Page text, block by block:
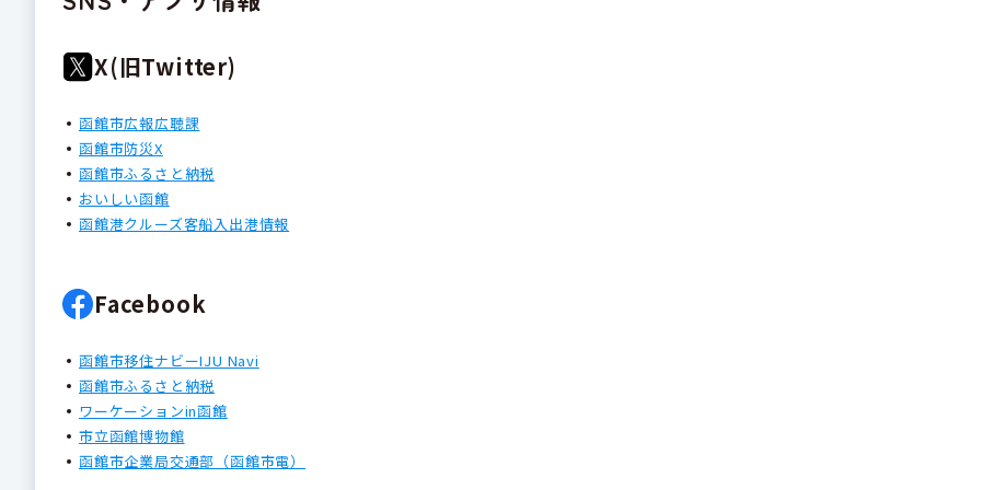
X(旧Twitter)
函館市広報広聴課
函館市防災X
函館市ふるさと納税
おいしい函館
函館港クルーズ客船入出港情報
Facebook
函館市移住ナビーIJU Navi
函館市ふるさと納税
ワーケーションin函館
市立函館博物館
函館市企業局交通部（函館市電）